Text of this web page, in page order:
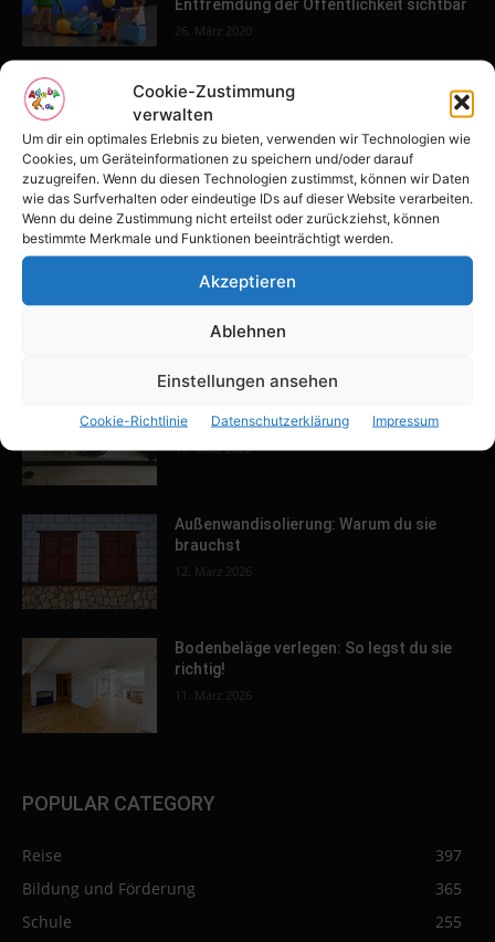
Cookie-Zustimmung
verwalten
Um dir ein optimales Erlebnis zu bieten, verwenden wir Technologien wie
Cookies, um Geräteinformationen zu speichern und/oder darauf
zuzugreifen. Wenn du diesen Technologien zustimmst, können wir Daten
wie das Surfverhalten oder eindeutige IDs auf dieser Website verarbeiten.
Wenn du deine Zustimmung nicht erteilst oder zurückziehst, können
bestimmte Merkmale und Funktionen beeinträchtigt werden.
Akzeptieren
Ablehnen
Einstellungen ansehen
Cookie-Richtlinie Datenschutzerklärung Impressum
Entfremdung der Öffentlichkeit sichtbar
26. März 2020
POPULAR POSTS
Tulpenfest läutet Frühling in Potsdam
ein
16. April 2026
Familien-Paradies an der Adria
31. März 2026
dein Zuhause
13. März 2026
Außenwandisolierung: Warum du sie
brauchst
12. März 2026
Bodenbeläge verlegen: So legst du sie
richtig!
11. März 2026
POPULAR CATEGORY
Reise
397
Bildung und Förderung
365
Schule
255